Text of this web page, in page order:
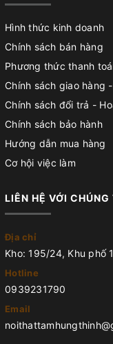
Hình thức kinh doanh
Chính sách bán hàng
Phương thức thanh
Chính sách giao hàng
Chính sách đổi trả -
Chính sách bảo hành
Hướng dẫn mua hàng
Cơ hội việc làm
LIÊN HỆ VỚI CHÚNG
Địa chỉ
Kho: 195/24, Khu phố
Hotline
0939231790
Email